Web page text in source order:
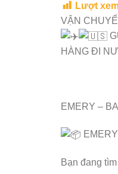
Lượt
VẬN
HÀNG ĐI
EMERY –
E
Bạn đang